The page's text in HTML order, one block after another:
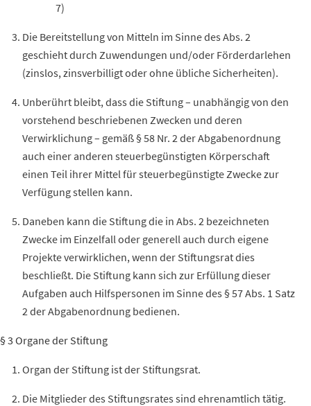
7)
Die Bereitstellung von Mitteln im Sinne des Abs. 2
geschieht durch Zuwendungen und/oder Förderdarlehen
(zinslos, zinsverbilligt oder ohne übliche Sicherheiten).
Unberührt bleibt, dass die Stiftung – unabhängig von den
vorstehend beschriebenen Zwecken und deren
Verwirklichung– gemäß § 58 Nr. 2 der Abgabenordnung
auch einer anderen steuerbegünstigten Körperschaft
einen Teil ihrer Mittel für steuerbegünstigte Zwecke zur
Verfügungstellen kann.
Daneben kann die Stiftung die in Abs. 2 bezeichneten
Zwecke im Einzelfall oder generell auch durch eigene
Projekte verwirklichen, wenn der Stiftungsrat dies
beschließt. Die Stiftung kann sich zur Erfüllung dieser
Aufgaben auch Hilfspersonen im Sinne des § 57 Abs. 1 Satz
2 der Abgabenordnung bedienen.
§ 3 Organe der Stiftung
Organ der Stiftung ist der Stiftungsrat.
Die Mitglieder des Stiftungsrates sind ehrenamtlich tätig.